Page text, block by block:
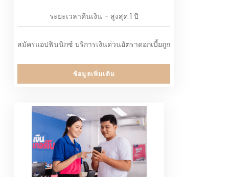
ระยะเวลาคืนเงิน - สูงสุด 1 ปี
สมัครแอปฟินนิกซ์ บริการเงินด่วนอัตราดอกเบี้ยถูก
ข้อมูลเพิ่มเติม